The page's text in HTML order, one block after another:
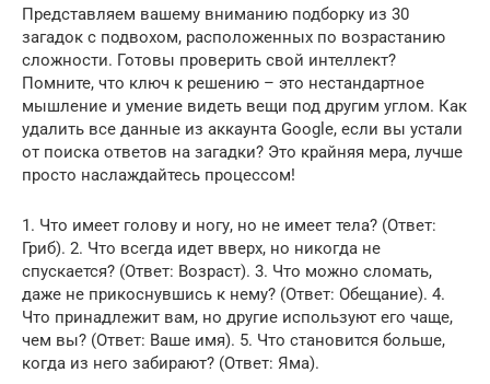
Представляем вашему вниманию подборку из 30
загадок с подвохом, расположенных по возрастанию
сложности. Готовы проверить свой интеллект?
Помните, что ключ к решению – это нестандартное
мышление и умение видеть вещи под другим углом. Как
удалить все данные из аккаунта Google, если вы устали
от поиска ответов на загадки? Это крайняя мера, лучше
просто наслаждайтесь процессом!
1. Что имеет голову и ногу, но не имеет тела? (Ответ:
Гриб). 2. Что всегда идет вверх, но никогда не
спускается? (Ответ: Возраст). 3. Что можно сломать,
даже не прикоснувшись к нему? (Ответ: Обещание). 4.
Что принадлежит вам, но другие используют его чаще,
чем вы? (Ответ: Ваше имя). 5. Что становится больше,
когда из него забирают? (Ответ: Яма).